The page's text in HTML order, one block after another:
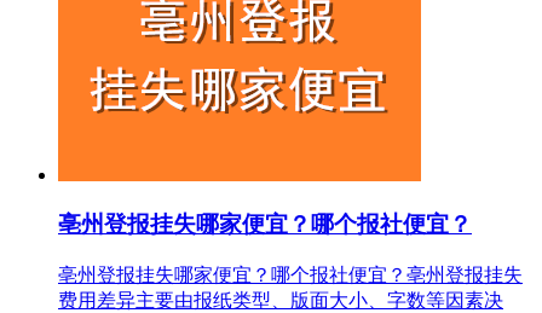
亳州登报挂失哪家便宜？哪个报社便宜？
亳州登报挂失哪家便宜？哪个报社便宜？亳州登报挂失
费用差异主要由报纸类型、版面大小、字数等因素决